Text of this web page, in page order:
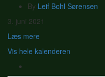
By Leif Bohl Sørensen
udlejet
3. juni 2021
Læs mere
Vis hele kalenderen